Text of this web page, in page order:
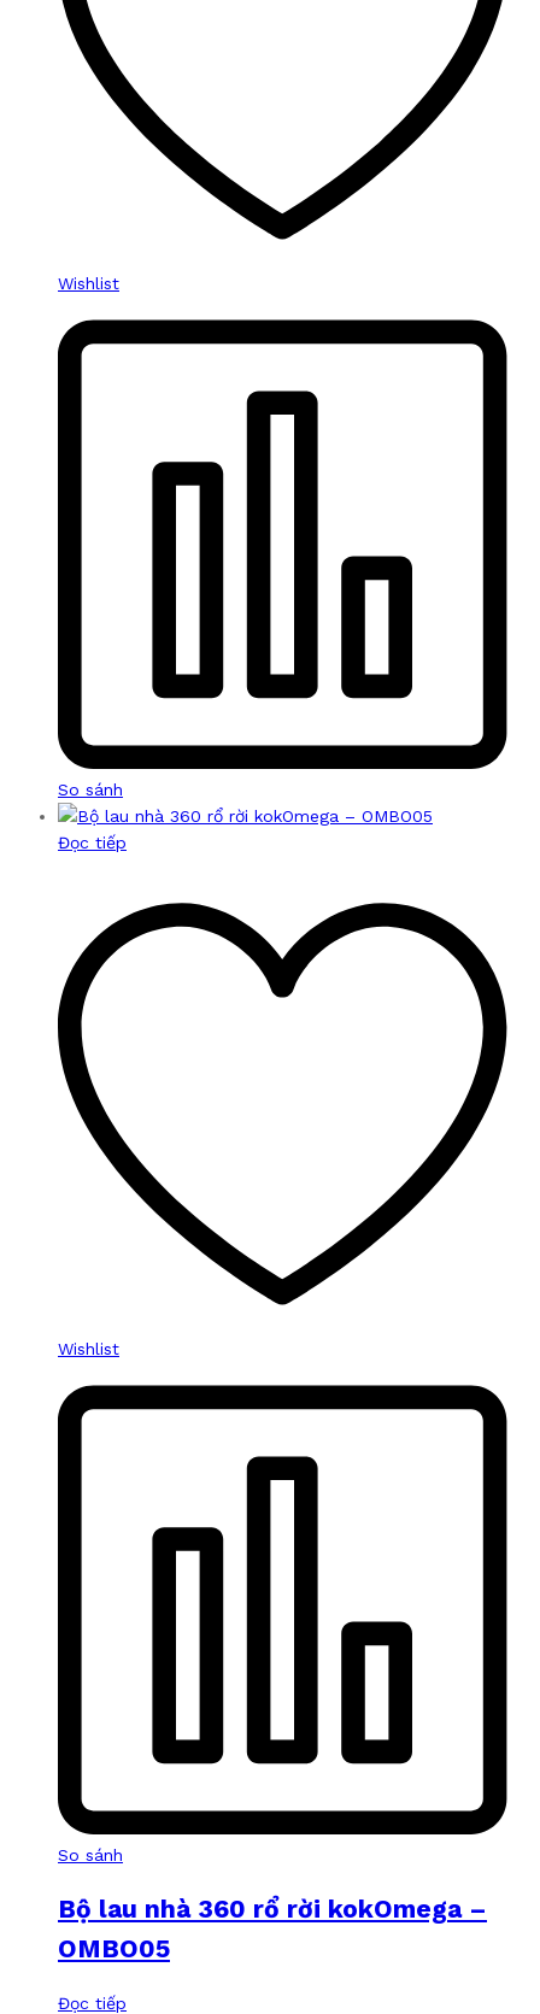
Wishlist
So sánh
Đọc tiếp
Wishlist
So sánh
Bộ lau nhà 360 rổ rời kokOmega –
OMBO05
Đọc tiếp